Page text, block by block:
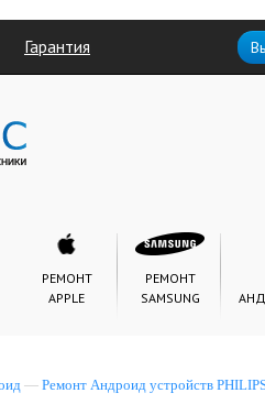
Гарантия
РЕМОНТ
APPLE
РЕМОНТ
SAMSUNG
— Ремонт Андроид устройств